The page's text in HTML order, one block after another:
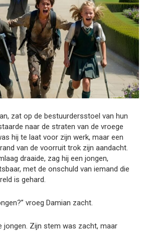
zat op de bestuurdersstoel van hun
naar de straten van de vroege
hij te laat voor zijn werk, maar een
van de voorruit trok zijn aandacht.
draaide, zag hij een jongen,
met de onschuld van iemand die
is gehard.
vroeg Damian zacht.
jongen. Zijn stem was zacht, maar